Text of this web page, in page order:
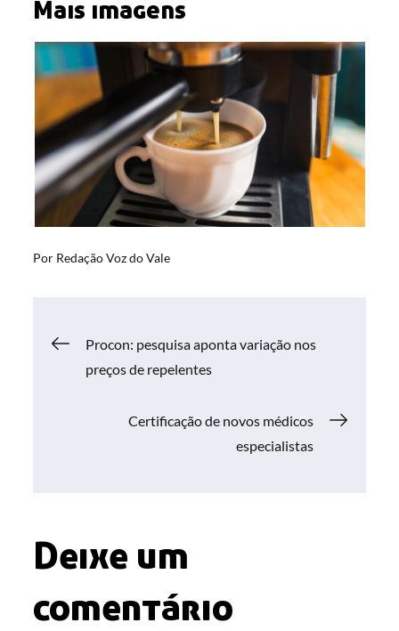
Mais imagens
Por Redação Voz do Vale
Navegação
Procon: pesquisa aponta variação nos
preços de repelentes
Certificação de novos médicos
especialistas
Deixe um
comentário